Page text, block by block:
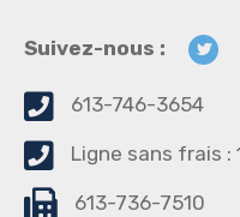
Suivez-nous :
613-746-3654
Ligne sans frais :
613-736-7510